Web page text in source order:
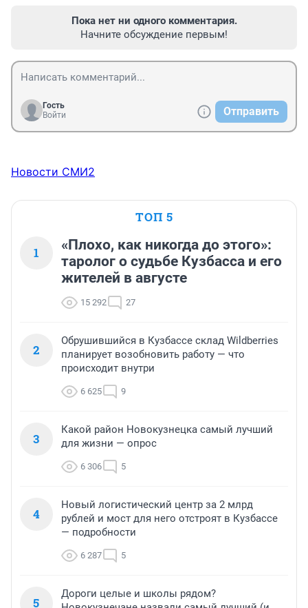
Пока нет ни одного комментария.
Начните обсуждение первым!
Гость
Войти
Отправить
Новости СМИ2
ТОП 5
1
«Плохо, как никогда до этого»:
таролог о судьбе Кузбасса и его
жителей в августе
15 292 27
2
Обрушившийся в Кузбассе склад Wildberries
планирует возобновить работу — что
происходит внутри
6 625 9
3
Какой район Новокузнецка самый лучший
для жизни — опрос
6 306 5
4
Новый логистический центр за 2 млрд
рублей и мост для него отстроят в Кузбассе
— подробности
6 287 5
5
Дороги целые и школы рядом?